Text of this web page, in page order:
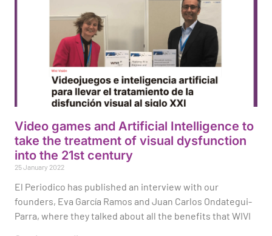
Video games and Artificial Intelligence to
take the treatment of visual dysfunction
into the 21st century
25 January 2022
El Periodico has published an interview with our
founders, Eva García Ramos and Juan Carlos Ondategui-
Parra, where they talked about all the benefits that WIVI